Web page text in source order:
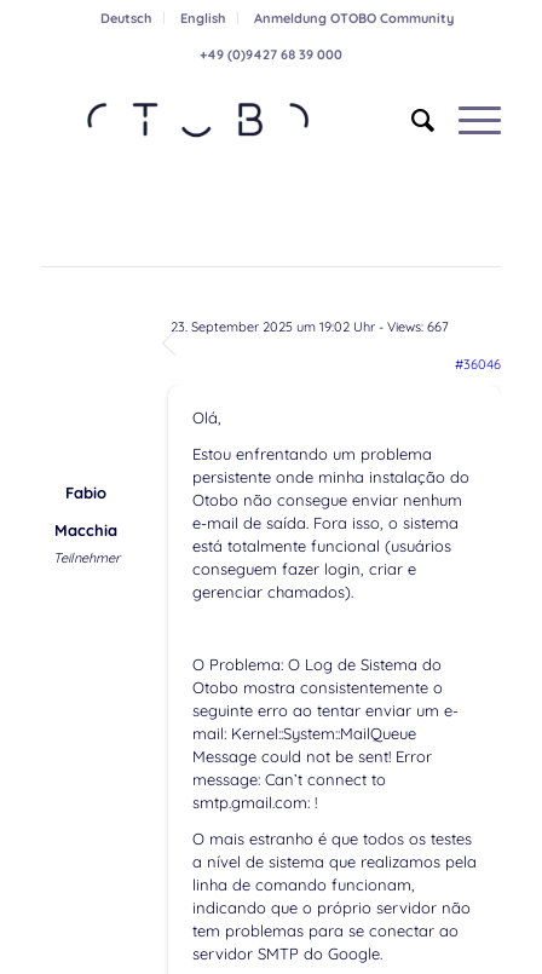
Deutsch English Anmeldung OTOBO Community
+49 (0)9427 68 39 000
23. September 2025 um 19:02 Uhr- Views: 667
#36046
Fabio
Macchia
Teilnehmer
Olá,
Estou enfrentando um problema
persistente onde minha instalação do
Otobo não consegue enviar nenhum
e-mail de saída. Fora isso, o sistema
está totalmente funcional (usuários
conseguem fazer login, criar e
gerenciar chamados).
O Problema: O Log de Sistema do
Otobo mostra consistentemente o
seguinte erro ao tentar enviar um e-
mail: Kernel::System::MailQueue
Message could not be sent! Error
message: Can’t connect to
smtp.gmail.com: !
O mais estranho é que todos os testes
a nível de sistema que realizamos pela
linha de comando funcionam,
indicando que o próprio servidor não
tem problemas para se conectar ao
servidor SMTP do Google.